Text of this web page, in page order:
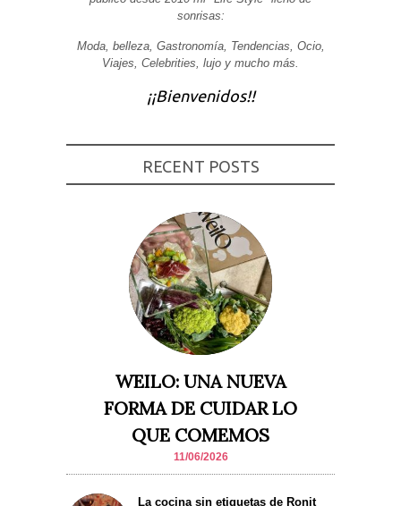
sonrisas:
Moda, belleza, Gastronomía, Tendencias, Ocio,
Viajes, Celebrities, lujo y mucho más.
¡¡Bienvenidos!!
RECENT POSTS
WEILO: UNA NUEVA
FORMA DE CUIDAR LO
QUE COMEMOS
11/06/2026
La cocina sin etiquetas de Ronit
Experiencia
funcionalidades
personalizados.